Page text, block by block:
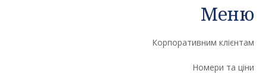
Меню
Корпоративним клієнтам
Номери та ціни